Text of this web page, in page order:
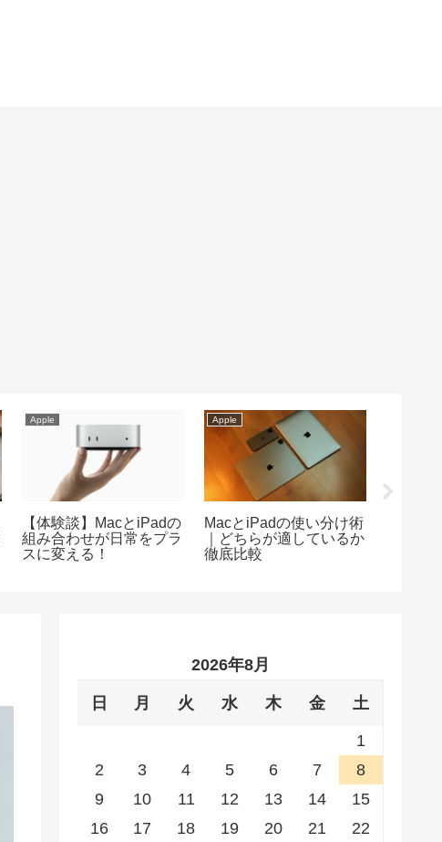
Apple
【体験談】MacとiPadの
組み合わせが日常をプラ
スに変える！
Apple
MacとiPadの使い分け術
｜どちらが適しているか
徹底比較
2026年8月
日 月 火 水 木 金 土
1
2
3 4 5 6 7
8
9
10 11 12 13 14
15
16
17 18 19 20 21
22